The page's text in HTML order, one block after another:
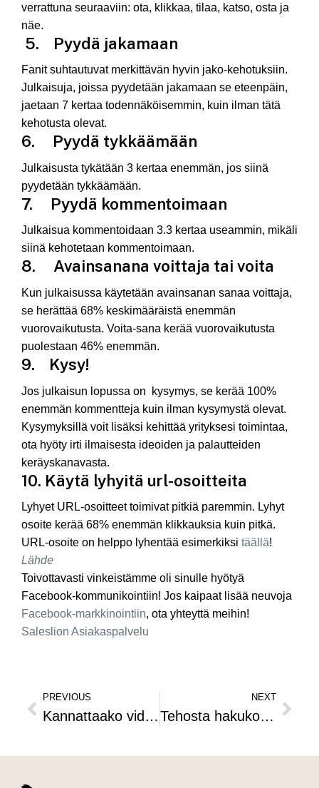
verrattuna seuraaviin: ota, klikkaa, tilaa, katso, osta ja
näe.
5. Pyydä jakamaan
Fanit suhtautuvat merkittävän hyvin jako-kehotuksiin.
Julkaisuja, joissa pyydetään jakamaan se eteenpäin,
jaetaan 7 kertaa todennäköisemmin, kuin ilman tätä
kehotusta olevat.
6. Pyydä tykkäämään
Julkaisusta tykätään 3 kertaa enemmän, jos siinä
pyydetään tykkäämään.
7. Pyydä kommentoimaan
Julkaisua kommentoidaan 3.3 kertaa useammin, mikäli
siinä kehotetaan kommentoimaan.
8. Avainsanana voittaja tai voita
Kun julkaisussa käytetään avainsanan sanaa voittaja,
se herättää 68% keskimääräistä enemmän
vuorovaikutusta. Voita-sana kerää vuorovaikutusta
puolestaan 46% enemmän.
9. Kysy!
Jos julkaisun lopussa on kysymys, se kerää 100%
enemmän kommentteja kuin ilman kysymystä olevat.
Kysymyksillä voit lisäksi kehittää yrityksesi toimintaa,
ota hyöty irti ilmaisesta ideoiden ja palautteiden
keräyskanavasta.
10. Käytä lyhyitä url-osoitteita
Lyhyet URL-osoitteet toimivat pitkiä paremmin. Lyhyt
osoite kerää 68% enemmän klikkauksia kuin pitkä.
URL-osoite on helppo lyhentää esimerkiksi täällä!
Lähde
Toivottavasti vinkeistämme oli sinulle hyötyä
Facebook-kommunikointiin! Jos kaipaat lisää neuvoja
Facebook-markkinointiin, ota yhteyttä meihin!
Saleslion Asiakaspalvelu
PREVIOUS
Kannattaako videomarkkinointi? -Teknologia-alan yrittäjät tekevät ostopäätöksiä videoiden avulla
NEXT
Tehosta hakukonemainontaasi Click to Call –puhelunapilla!